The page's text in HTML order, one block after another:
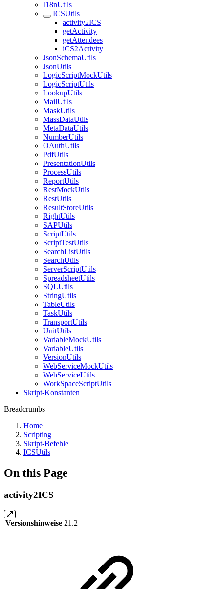
I18nUtils
ICSUtils
activity2ICS
getActivity
getAttendees
iCS2Activity
JsonSchemaUtils
JsonUtils
LogicScriptMockUtils
LogicScriptUtils
LookupUtils
MailUtils
MaskUtils
MassDataUtils
MetaDataUtils
NumberUtils
OAuthUtils
PdfUtils
PresentationUtils
ProcessUtils
ReportUtils
RestMockUtils
RestUtils
ResultStoreUtils
RightUtils
SAPUtils
ScriptUtils
ScriptTestUtils
SearchListUtils
SearchUtils
ServerScriptUtils
SpreadsheetUtils
SQLUtils
StringUtils
TableUtils
TaskUtils
TransportUtils
UnitUtils
VariableMockUtils
VariableUtils
VersionUtils
WebServiceMockUtils
WebServiceUtils
WorkSpaceScriptUtils
Skript-Konstanten
Breadcrumbs
Home
Scripting
Skript-Befehle
ICSUtils
On this Page
activity2ICS
Versionshinweise 21.2